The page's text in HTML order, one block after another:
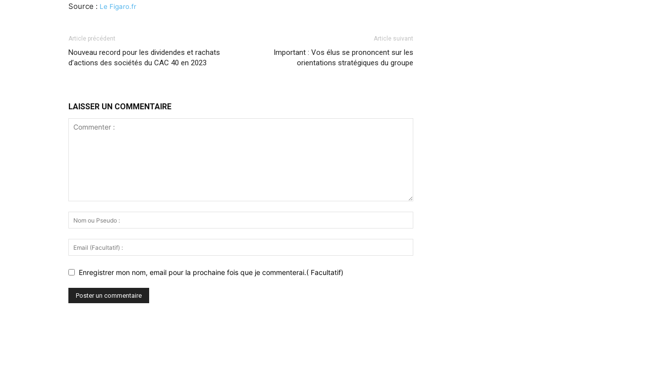
Source : Le Figaro.fr
Article précédent
Nouveau record pour les dividendes et rachats
d’actions des sociétés du CAC 40 en 2023
Article suivant
Important : Vos élus se prononcent sur les
orientations stratégiques du groupe
LAISSER UN COMMENTAIRE
Enregistrer mon nom, email pour la prochaine fois que je commenterai.( Facultatif)